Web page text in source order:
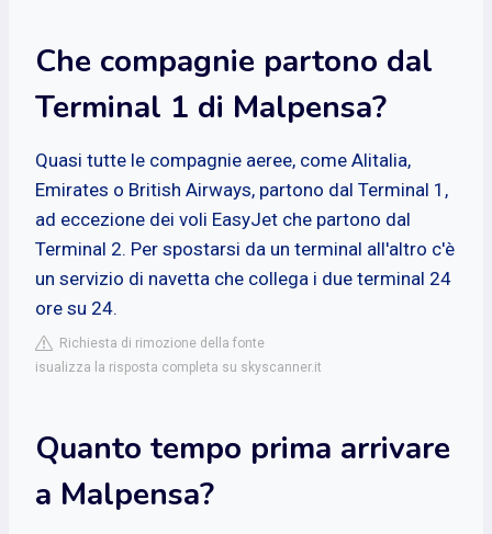
Che compagnie partono dal
Terminal 1 di Malpensa?
Quasi tutte le compagnie aeree, come Alitalia,
Emirates o British Airways, partono dal Terminal 1,
ad eccezione dei voli EasyJet che partono dal
Terminal 2. Per spostarsi da un terminal all'altro c'è
un servizio di navetta che collega i due terminal 24
ore su 24.
Richiesta di rimozione della fonte
isualizza la risposta completa su skyscanner.it
Quanto tempo prima arrivare
a Malpensa?